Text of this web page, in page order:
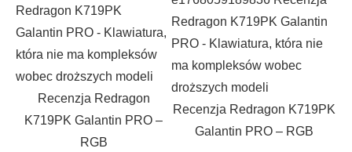
Recenzja Redragon
K719PK Galantin PRO –
RGB
Recenzja Redragon K719PK
Galantin PRO – RGB